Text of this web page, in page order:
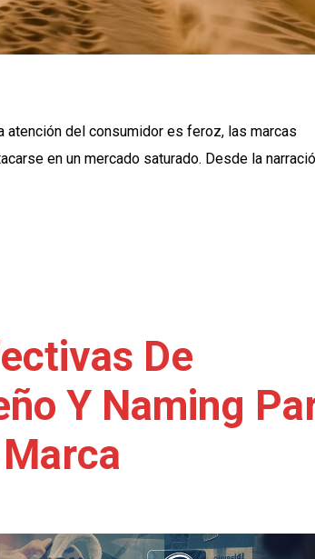
atención del consumidor es feroz, las marcas
en un mercado saturado. Desde la
De
Y Naming